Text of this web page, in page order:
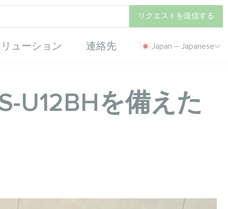
リクエストを送信する
ューション 連絡先 Japan – Japanese
U12BHを備えた